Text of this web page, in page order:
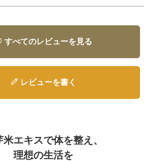
すべてのレビューを見る
レビューを書く
米エキスで体を整え、
理想の生活を